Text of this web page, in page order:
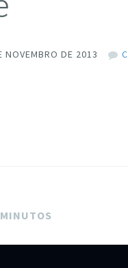
NOVEMBRO DE 2013